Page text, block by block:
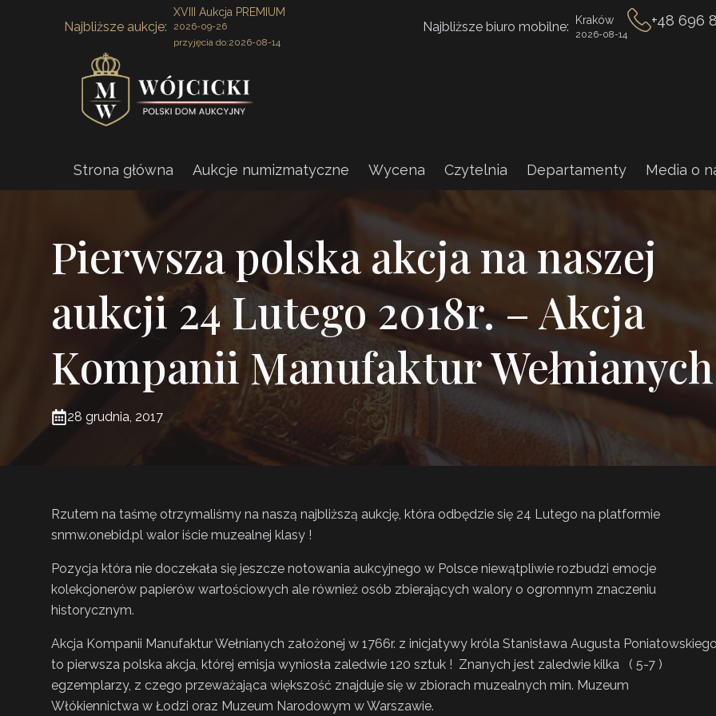
Najbliższe aukcje:
XVIII Aukcja PREMIUM
2026-09-26
przyjęcia do:2026-08-14
Najbliższe biuro mobilne: Kraków
2026-08-14
+48 696
Strona główna Aukcje numizmatyczne Wycena Czytelnia Departamenty Media o
Pierwsza polska akcja na naszej
aukcji 24 Lutego 2018r. – Akcja
Kompanii Manufaktur Wełnianych
28 grudnia, 2017
Rzutem na taśmę otrzymaliśmy na naszą najbliższą aukcję, która odbędzie się 24 Lutego na platformie
snmw.onebid.pl walor iście muzealnej klasy !
Pozycja która nie doczekała się jeszcze notowania aukcyjnego w Polsce niewątpliwie rozbudzi emocje
kolekcjonerów papierów wartościowych ale również osób zbierających walory o ogromnym znaczeniu
historycznym.
Akcja Kompanii Manufaktur Wełnianych założonej w 1766r. z inicjatywy króla Stanisława Augusta
to pierwsza polska akcja, której emisja wyniosła zaledwie 120 sztuk ! Znanych jest zaledwie kilka ( 5-7 )
egzemplarzy, z czego przeważająca większość znajduje się w zbiorach muzealnych min. Muzeum
Włókiennictwa w Łodzi oraz Muzeum Narodowym w Warszawie.